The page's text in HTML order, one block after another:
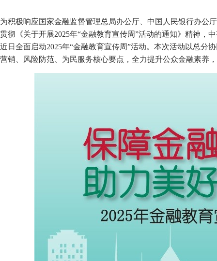
为积极响应国家金融监督管理总局办公厅、中国人民银行办公
贯彻《关于开展2025年“金融教育宣传周”活动的通知》精神，
近日全面启动2025年“金融教育宣传周”活动。本次活动以总分
营销、风险防范、为民服务核心要点，全力提升公众金融素养